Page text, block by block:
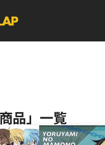
ノベルス
ノベルスf
ロサージュノベ
バーラップ文庫 オー
品」一覧